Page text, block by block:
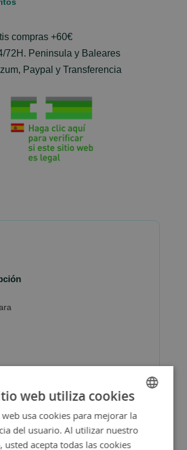
compras +60€
72H. Peninsula y Baleares
Paypal y Transferencia
SPANISH
ENGLISH
web utiliza cookies
web usa cookies para mejorar la
del usuario. Al utilizar nuestro
usted acepta todas las cookies